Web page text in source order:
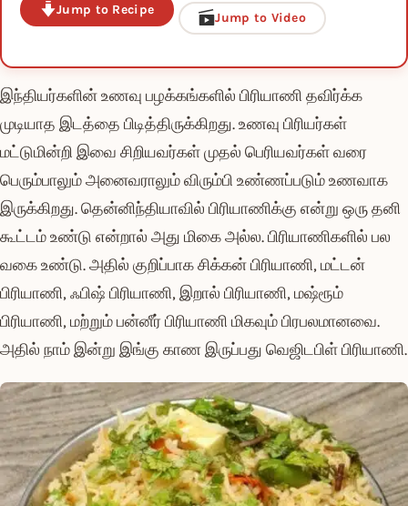
Jump to Recipe
Jump to Video
இந்தியர்களின் உணவு பழக்கங்களில் பிரியாணி தவிர்க்க
முடியாத இடத்தை பிடித்திருக்கிறது. உணவு பிரியர்கள்
மட்டுமின்றி இவை சிறியவர்கள் முதல் பெரியவர்கள் வரை
பெரும்பாலும் அனைவராலும் விரும்பி உண்ணப்படும் உணவாக
இருக்கிறது. தென்னிந்தியாவில் பிரியாணிக்கு என்று ஒரு தனி
கூட்டம் உண்டு என்றால் அது மிகை அல்ல. பிரியாணிகளில் பல
வகை உண்டு. அதில் குறிப்பாக சிக்கன் பிரியாணி, மட்டன்
பிரியாணி, ஃபிஷ் பிரியாணி, இறால் பிரியாணி, மஷ்ரூம்
பிரியாணி, மற்றும் பன்னீர் பிரியாணி மிகவும் பிரபலமானவை.
அதில் நாம் இன்று இங்கு காண இருப்பது வெஜிடபிள் பிரியாணி.